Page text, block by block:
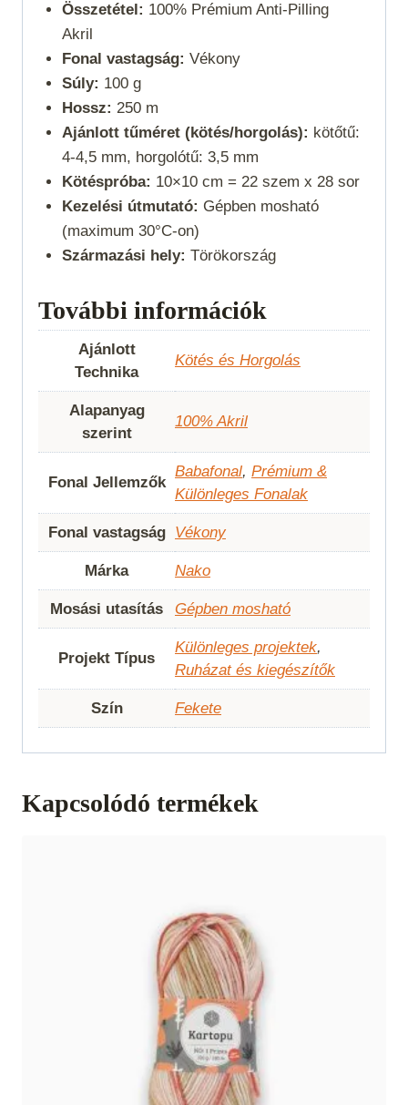
Összetétel: 100% Prémium Anti-Pilling
Akril
Fonal vastagság: Vékony
Súly: 100 g
Hossz: 250 m
Ajánlott tűméret (kötés/horgolás): kötőtű:
4-4,5 mm, horgolótű: 3,5 mm
Kötéspróba: 10×10 cm = 22 szem x 28 sor
Kezelési útmutató: Gépben mosható
(maximum 30°C-on)
Származási hely: Törökország
További információk
Ajánlott
Technika
Kötés és Horgolás
Alapanyag
szerint
100% Akril
Fonal Jellemzők
Babafonal, Prémium &
Különleges Fonalak
Fonal vastagság Vékony
Márka Nako
Mosási utasítás Gépben mosható
Projekt Típus
Különleges projektek,
Ruházat és kiegészítők
Szín Fekete
Kapcsolódó termékek